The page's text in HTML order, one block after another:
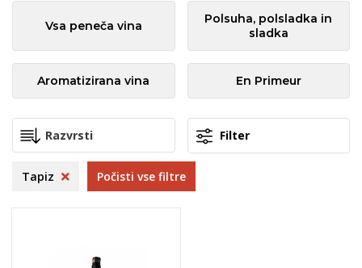
Vsa peneča vina
Polsuha, polsladka in
sladka
Aromatizirana vina En Primeur
Filter
Tapiz Počisti vse filtre